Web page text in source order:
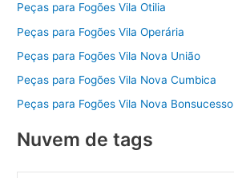
Peças para Fogões Vila Otilia
Peças para Fogões Vila Operária
Peças para Fogões Vila Nova União
Peças para Fogões Vila Nova Cumbica
Peças para Fogões Vila Nova Bonsucesso
Nuvem de tags